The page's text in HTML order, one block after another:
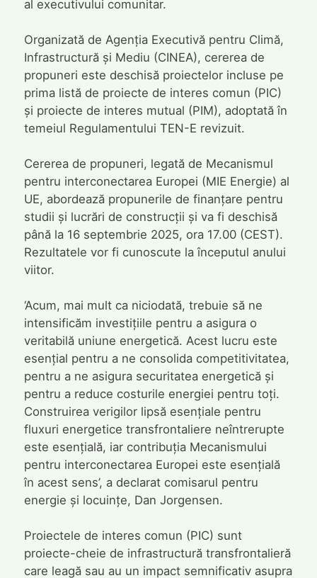
al executivului comunitar.
Organizată de Agenția Executivă pentru Climă,
Infrastructură și Mediu (CINEA), cererea de
propuneri este deschisă proiectelor incluse pe
prima listă de proiecte de interes comun (PIC)
și proiecte de interes mutual (PIM), adoptată în
temeiul Regulamentului TEN-E revizuit.
Cererea de propuneri, legată de Mecanismul
pentru interconectarea Europei (MIE Energie) al
UE, abordează propunerile de finanțare pentru
studii și lucrări de construcții și va fi deschisă
până la 16 septembrie 2025, ora 17.00 (CEST).
Rezultatele vor fi cunoscute la începutul anului
viitor.
‘Acum, mai mult ca niciodată, trebuie să ne
intensificăm investițiile pentru a asigura o
veritabilă uniune energetică. Acest lucru este
esențial pentru a ne consolida competitivitatea,
pentru a ne asigura securitatea energetică și
pentru a reduce costurile energiei pentru toți.
Construirea verigilor lipsă esențiale pentru
fluxuri energetice transfrontaliere neîntrerupte
este esențială, iar contribuția Mecanismului
pentru interconectarea Europei este esențială
în acest sens’, a declarat comisarul pentru
energie și locuințe, Dan Jorgensen.
Proiectele de interes comun (PIC) sunt
proiecte-cheie de infrastructură transfrontalieră
care leagă sau au un impact semnificativ asupra